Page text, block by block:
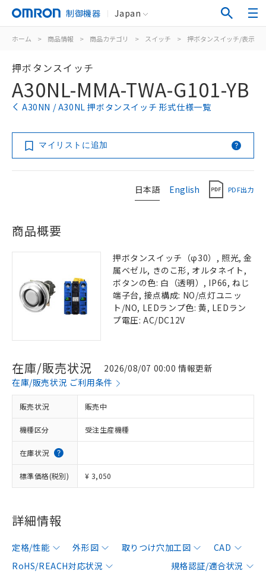
制御機器 Japan
ホーム > 商品情報 > 商品カテゴリ > スイッチ > 押ボタンスイッチ/表示灯
押ボタンスイッチ
A30NL-MMA-TWA-G101-YB
A30NN / A30NL 押ボタンスイッチ 形式仕様一覧
マイリストに追加
日本語 English PDF出力
商品概要
押ボタンスイッチ（φ30）, 照光, 金
属ベゼル, きのこ形, オルタネイト,
ボタンの色: 白（透明）, IP66, ねじ
端子台, 接点構成: NO/点灯ユニッ
ト/NO, LEDランプ色: 黄, LEDラン
プ電圧: AC/DC12V
在庫/販売状況
2026/08/07 00:00 情報更新
在庫/販売状況 ご利用条件
販売状況 販売中
機種区分 受注生産機種
在庫状況
標準価格(税別) ¥ 3,050
詳細情報
定格/性能 外形図 取りつけ穴加工図
CAD
RoHS/REACH対応状況
規格認証/適合状況